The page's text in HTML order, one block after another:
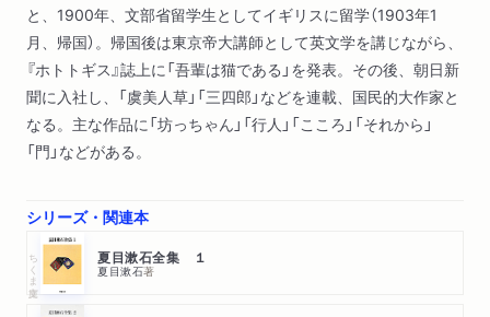
と、1900年、文部省留学生としてイギリスに留学（1903年1
月、帰国）。帰国後は東京帝大講師として英文学を講じながら、
『ホトトギス』誌上に「吾輩は猫である」を発表。その後、朝日新
聞に入社し、「虞美人草」「三四郎」などを連載、国民的大作家と
なる。主な作品に「坊っちゃん」「行人」「こころ」「それから」
「門」などがある。
シリーズ・関連本
ちくま文庫 夏目漱石全集 １
夏目漱石著